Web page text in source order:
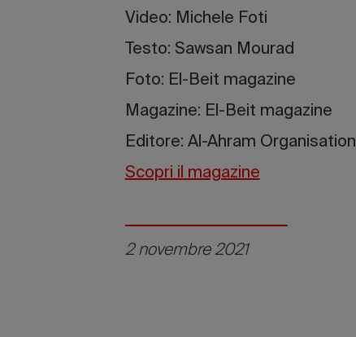
Video: Michele Foti
Testo: Sawsan Mourad
Foto: El-Beit magazine
Magazine: El-Beit magazine
Editore: Al-Ahram Organisation
Scopri il magazine
2 novembre 2021